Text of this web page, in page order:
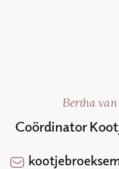
Bertha
Coördinator